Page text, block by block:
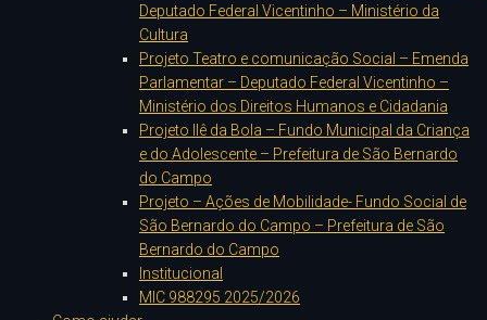
Deputado Federal Vicentinho – Ministério da
Cultura
Projeto Teatro e comunicação Social – Emenda
Parlamentar – Deputado Federal Vicentinho –
Ministério dos Direitos Humanos e Cidadania
Projeto Ilê da Bola – Fundo Municipal da Criança
e do Adolescente – Prefeitura de São Bernardo
do Campo
Projeto – Ações de Mobilidade- Fundo Social de
São Bernardo do Campo – Prefeitura de São
Bernardo do Campo
Institucional
MIC 988295 2025/2026